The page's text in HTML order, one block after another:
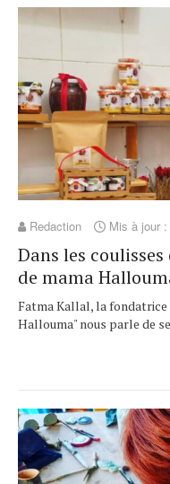
Redaction Mis à jour
Dans les
de mama
Fatma Kallal, la fondatrice
Hallouma" nous parle de